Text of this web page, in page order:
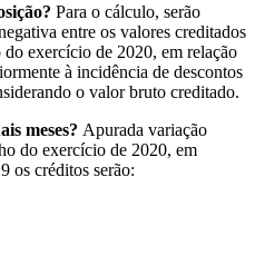
Para o cálculo, serão
entre os valores creditados
exercício de 2020, em relação
à incidência de descontos
o valor bruto creditado.
meses? Apurada variação
do exercício de 2020, em
os créditos serão: